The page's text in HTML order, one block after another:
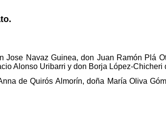
Jose Navaz Guinea, don Juan Ramón Plá
Alonso Uribarri y don Borja López-Chicheri
de Quirós Almorín, doña María Oliva